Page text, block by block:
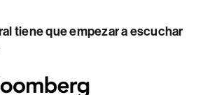
tiene que empezar a escuchar